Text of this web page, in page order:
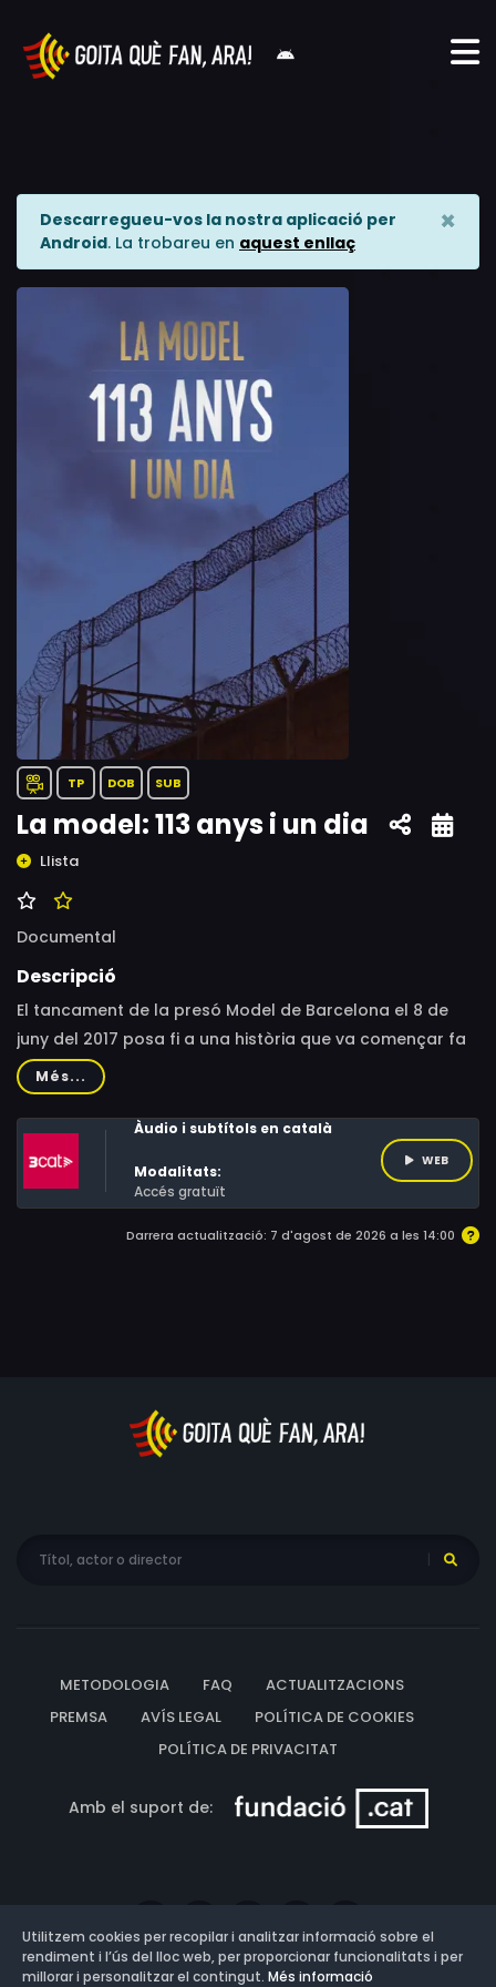
Descarregueu-vos la nostra aplicació per
Android. La trobareu en aquest enllaç
×
TP DOB SUB
La model: 113 anys i un dia
Llista
Documental
Descripció
El tancament de la presó Model de Barcelona el 8 de
juny del 2017 posa fi a una història que va començar fa
gairebé 113 anys. El 6 de març hi van entrar els últims
presos preventius. I a partir d'aquell moment va
començar el moviment de població reclusa més
important de la història recent d'aquest país per poder
repartir en altres centres els més de 900 interns de la
Model.
Més...
Àudio i subtítols en català
Modalitats:
Accés gratuït
WEB
Darrera actualització: 7 d'agost de 2026 a les 14:00
METODOLOGIA FAQ
ACTUALITZACIONS
PREMSA
AVÍS LEGAL
POLÍTICA DE COOKIES
POLÍTICA DE PRIVACITAT
Amb el suport de:
Utilitzem cookies per recopilar i analitzar informació sobre el
rendiment i l’ús del lloc web, per proporcionar funcionalitats i per
millorar i personalitzar el contingut. Més informació